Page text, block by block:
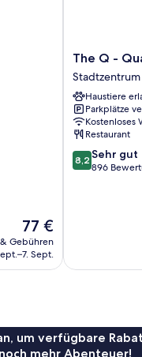
Der
Preis
beträgt
77 €
Gebühren
Sept.
The
Q
-
Quadro
City
Hotel
Stadtzentrum
von
Karlsruhe
The Q -
Haustiere
Parkplätze
Kostenloses
Restaurant
8.2
von
8,2 Sehr gut
896
um verfügbare
mehr Abenteuer!